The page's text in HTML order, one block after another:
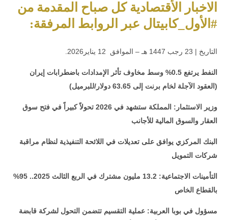
الاخبار الأقتصادية كل صباح المقدمة من
#الأول_كابيتال عبر الروابط المرفقة:
.التاريخ | 23 رجب 1447 هـ – الموافق 12 يناير2026
النفط يرتفع 0.5% وسط مخاوف تأثر الإمدادات باضطرابات إيران
(العقود الآجلة لخام برنت إلى 63.65 دولار/للبرميل)
وزير الاستثمار: المملكة ستشهد في 2026 تحولاً كبيراً في فتح سوق
العقار والسوق المالية للأجانب
البنك المركزي يوافق على تعديلات في اللائحة التنفيذية لنظام مراقبة
شركات التمويل
التأمينات الاجتماعية: 13.2 مليون مشترك في الربع الثالث 2025.. 95%
بالقطاع الخاص
مسؤول في بوبا العربية: عملية التقسيم تتضمن التحول لشركة قابضة